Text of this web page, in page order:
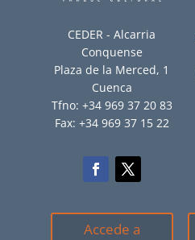
CEDER - Alcarria
Conquense
Plaza de la Merced, 1
Cuenca
Tfno: +34 969 37 20 83
Fax: +34 969 37 15 22
Accede a